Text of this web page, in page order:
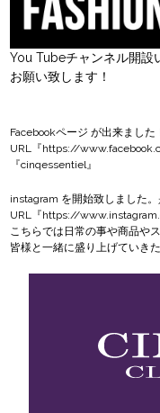
You Tubeチャンネル開設
お願い致します！
Facebookページ が出来ました
URL『https://
『cinqessentiel』
instagram を開始致しました。
URL『https://
こちらでは日常の事や商品や
皆様と一緒に盛り上げてい